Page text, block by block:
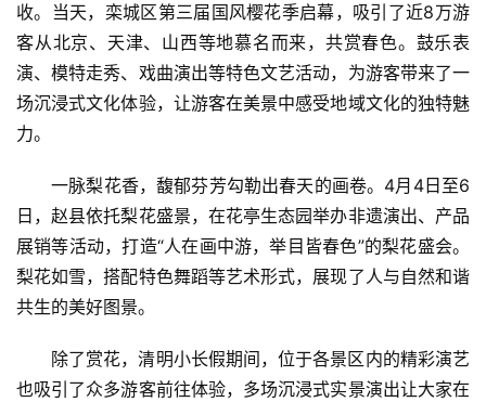
页
收。当天，栾城区第三届国风樱花季启幕，吸引了近8万游
客从北京、天津、山西等地慕名而来，共赏春色。鼓乐表
演、模特走秀、戏曲演出等特色文艺活动，为游客带来了一
场沉浸式文化体验，让游客在美景中感受地域文化的独特魅
力。
一脉梨花香，馥郁芬芳勾勒出春天的画卷。4月4日至6
日，赵县依托梨花盛景，在花亭生态园举办非遗演出、产品
展销等活动，打造“人在画中游，举目皆春色”的梨花盛会。
梨花如雪，搭配特色舞蹈等艺术形式，展现了人与自然和谐
共生的美好图景。
除了赏花，清明小长假期间，位于各景区内的精彩演艺
也吸引了众多游客前往体验，多场沉浸式实景演出让大家在